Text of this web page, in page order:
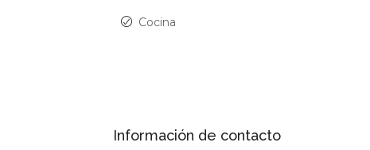
Cocina
Información de contacto